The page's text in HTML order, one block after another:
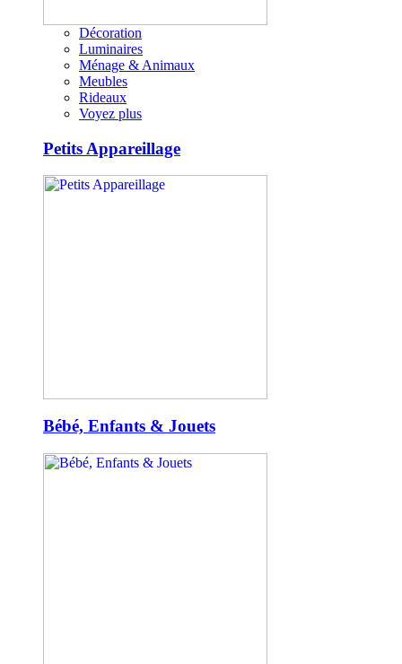
Décoration
Luminaires
Ménage & Animaux
Meubles
Rideaux
Voyez plus
Petits Appareillage
Bébé, Enfants & Jouets